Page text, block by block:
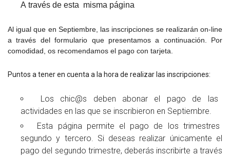
A través de esta misma página
Al igual que en Septiembre, las inscripciones se realizarán on-line
a través del formulario que presentamos a continuación. Por
comodidad, os recomendamos el pago con tarjeta.
Puntos a tener en cuenta a la hora de realizar las inscripciones:
Los chic@s deben abonar el pago de las
actividades en las que se inscribieron en Septiembre.
Esta página permite el pago de los trimestres
segundo y tercero. Si deseas realizar únicamente el
pago del segundo trimestre, deberás inscribirte a través